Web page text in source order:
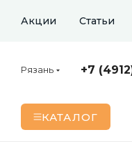
Акции Статьи
Рязань +7
КАТАЛОГ